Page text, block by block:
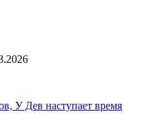
У Дев наступает время